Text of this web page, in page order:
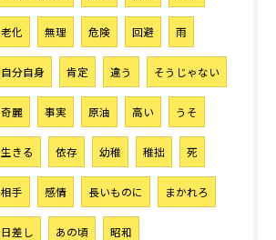
老化 無理 危険 回避 雨
自分自身 肯定 違う そうじゃない
奇麗 事実 原油 高い うそ
生きる 依存 幼稚 稚拙 死
相手 感情 長いものに まかれろ
日差し あの頃 昭和